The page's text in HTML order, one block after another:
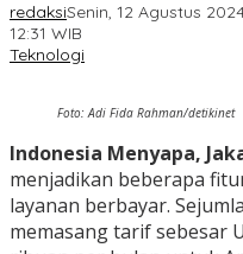
redaksiSenin, 12 Agustus
12:31 WIB
Teknologi
Foto: Adi Fida Rahman/detikinet
Indonesia Menyapa,
menjadikan beberapa
layanan berbayar.
memasang tarif sebesar